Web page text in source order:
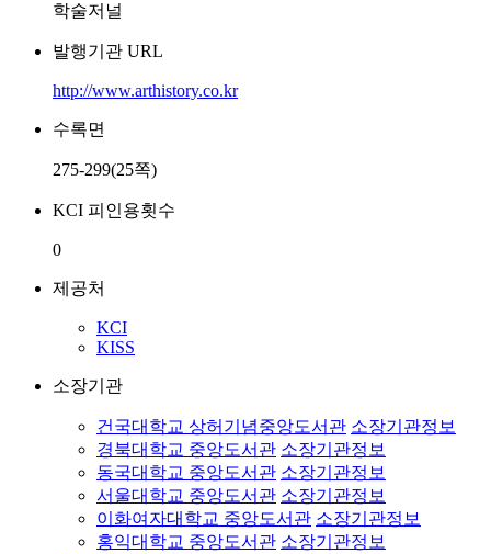
학술저널
발행기관 URL
http://www.arthistory.co.kr
수록면
275-299(25쪽)
KCI 피인용횟수
0
제공처
KCI
KISS
소장기관
건국대학교 상허기념중앙도서관 소장기관정보
경북대학교 중앙도서관 소장기관정보
동국대학교 중앙도서관 소장기관정보
서울대학교 중앙도서관 소장기관정보
이화여자대학교 중앙도서관 소장기관정보
홍익대학교 중앙도서관 소장기관정보